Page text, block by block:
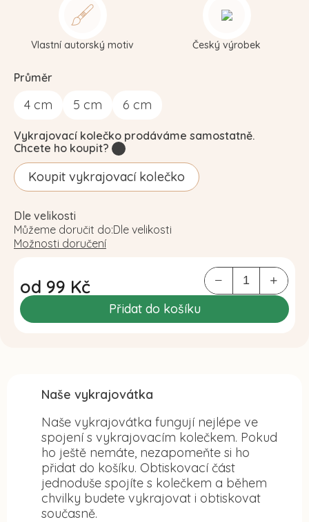
Průměr
4 cm 5 cm 6 cm
od 99 Kč
Měrná
cena:
Přidat do košíku
Vlastní autorský motiv Český výrobek
Vykrajovací kolečko prodáváme samostatně.
Chcete ho koupit?
Koupit vykrajovací kolečko
Dle velikosti
Můžeme doručit do:Dle velikosti
Možnosti doručení
Naše vykrajovátka
Naše vykrajovátka fungují nejlépe ve
spojení s vykrajovacím kolečkem. Pokud
ho ještě nemáte, nezapomeňte si ho
přidat do košíku. Obtiskovací část
jednoduše spojíte s kolečkem a během
chvilky budete vykrajovat i obtiskovat
současně.